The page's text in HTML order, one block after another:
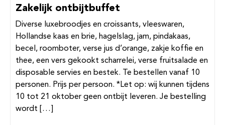
Zakelijk ontbijtbuffet
Diverse luxebroodjes en croissants, vleeswaren,
Hollandse kaas en brie, hagelslag, jam, pindakaas,
becel, roomboter, verse jus d’orange, zakje koffie en
thee, een vers gekookt scharrelei, verse fruitsalade en
disposable servies en bestek. Te bestellen vanaf 10
personen. Prijs per persoon. *Let op: wij kunnen tijdens
10 tot 21 oktober geen ontbijt leveren. Je bestelling
wordt […]